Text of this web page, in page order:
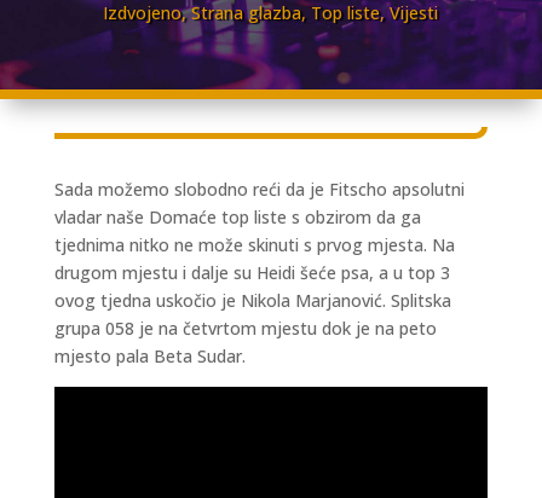
Izdvojeno,Strana glazba,Top liste,Vijesti
Sada možemo slobodno reći da je Fitscho apsolutni
vladar naše Domaće top liste s obzirom da ga
tjednima nitko ne može skinuti s prvog mjesta. Na
drugom mjestu i dalje su Heidi šeće psa, a u top 3
ovog tjedna uskočio je Nikola Marjanović. Splitska
grupa 058 je na četvrtom mjestu dok je na peto
mjesto pala Beta Sudar.